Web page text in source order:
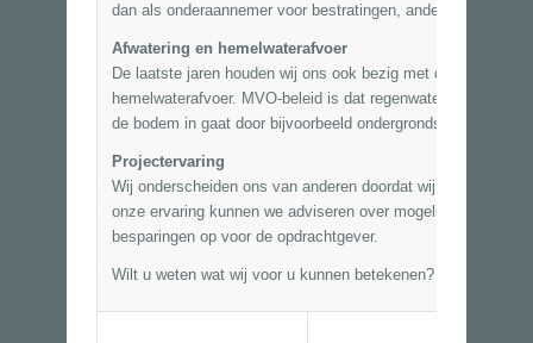
dan als onderaannemer voor bestratingen, andere
Afwatering en hemelwaterafvoer
De laatste jaren houden wij ons ook bezig met de aanleg
hemelwaterafvoer. MVO-beleid is dat regenwater van de
de bodem in gaat door bijvoorbeeld ondergrondse reservoirs
Projectervaring
Wij onderscheiden ons van anderen doordat wij al in een
onze ervaring kunnen we adviseren over mogelijkheden en
besparingen op voor de opdrachtgever.
Wilt u weten wat wij voor u kunnen betekenen? Wij komen